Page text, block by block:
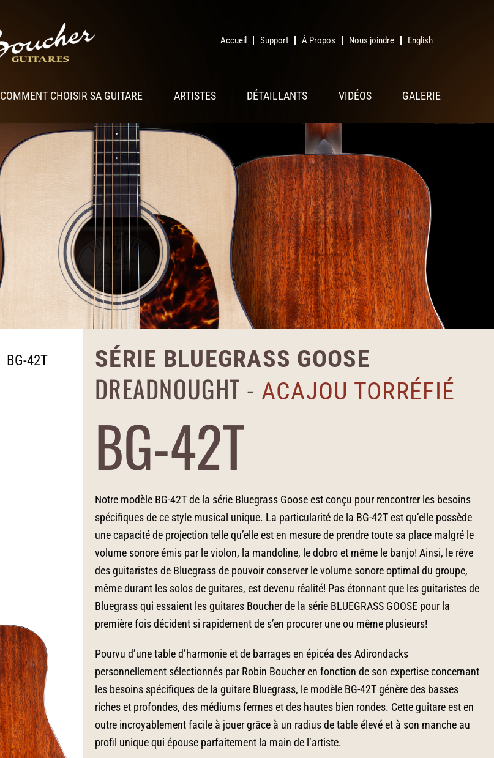
Accueil Support À Propos Nous joindre English
COMMENT CHOISIR SA GUITARE ARTISTES DÉTAILLANTS VIDÉOS GALERIE
BG-42T SÉRIE BLUEGRASS GOOSE
DREADNOUGHT - ACAJOU TORRÉFIÉ
BG-42T
Notre modèle BG-42T de la série Bluegrass Goose est conçu pour rencontrer les besoins
spécifiques de ce style musical unique. La particularité de la BG-42T est qu’elle possède
une capacité de projection telle qu’elle est en mesure de prendre toute sa place malgré le
volume sonore émis par le violon, la mandoline, le dobro et même le banjo! Ainsi, le rêve
des guitaristes de Bluegrass de pouvoir conserver le volume sonore optimal du groupe,
même durant les solos de guitares, est devenu réalité! Pas étonnant que les guitaristes de
Bluegrass qui essaient les guitares Boucher de la série BLUEGRASS GOOSE pour la
première fois décident si rapidement de s’en procurer une ou même plusieurs!
Pourvu d’une table d’harmonie et de barrages en épicéa des Adirondacks
personnellement sélectionnés par Robin Boucher en fonction de son expertise concernant
les besoins spécifiques de la guitare Bluegrass, le modèle BG-42T génère des basses
riches et profondes, des médiums fermes et des hautes bien rondes. Cette guitare est en
outre incroyablement facile à jouer grâce à un radius de table élevé et à son manche au
profil unique qui épouse parfaitement la main de l’artiste.